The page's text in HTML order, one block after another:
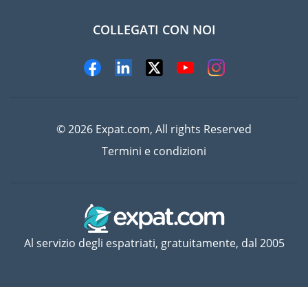
COLLEGATI CON NOI
© 2026 Expat.com, All rights Reserved
Termini e condizioni
Al servizio degli espatriati, gratuitamente, dal 2005